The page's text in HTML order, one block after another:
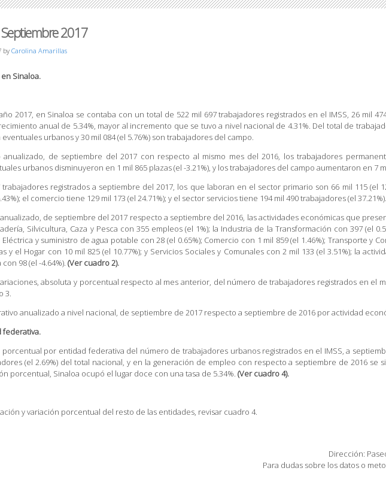
2017
by Carolina Amarillas
Sinaloa.
2017, en Sinaloa se contaba con un total de 522 mil 697 trabajadores registrados en el IMSS, 26 mil
anual de 5.34%, mayor al incremento que se tuvo a nivel nacional de 4.31%. Del total de
eventuales urbanos y 30 mil 084 (el 5.76%) son trabajadores del campo.
anualizado, de septiembre del 2017 con respecto al mismo mes del 2016, los trabajadores
urbanos disminuyeron en 1 mil 865 plazas (el -3.21%), y los trabajadores del campo aumentaron en 7
trabajadores registrados a septiembre del 2017, los que laboran en el sector primario son 66 mil 115 (el
el comercio tiene 129 mil 173 (el 24.71%); y el sector servicios tiene 194 mil 490 trabajadores (el 37.21%).
de septiembre del 2017 respecto a septiembre del 2016, las actividades económicas que
Silvicultura, Caza y Pesca con 355 empleos (el 1%); la Industria de la Transformación con 397 (el
Eléctrica y suministro de agua potable con 28 (el 0.65%); Comercio con 1 mil 859 (el 1.46%); Transporte y
y el Hogar con 10 mil 825 (el 10.77%); y Servicios Sociales y Comunales con 2 mil 133 (el 3.51%); la
98 (el -4.64%). (Ver cuadro 2).
absoluta y porcentual respecto al mes anterior, del número de trabajadores registrados en el
3.
anualizado a nivel nacional, de septiembre de 2017 respecto a septiembre de 2016 por actividad
federativa.
porcentual por entidad federativa del número de trabajadores urbanos registrados en el IMSS, a
(el 2.69%) del total nacional, y en la generación de empleo con respecto a septiembre de 2016 se
porcentual, Sinaloa ocupó el lugar doce con una tasa de 5.34%. (Ver cuadro 4).
y variación porcentual del resto de las entidades, revisar cuadro 4.
Dirección:
Para dudas sobre los datos o